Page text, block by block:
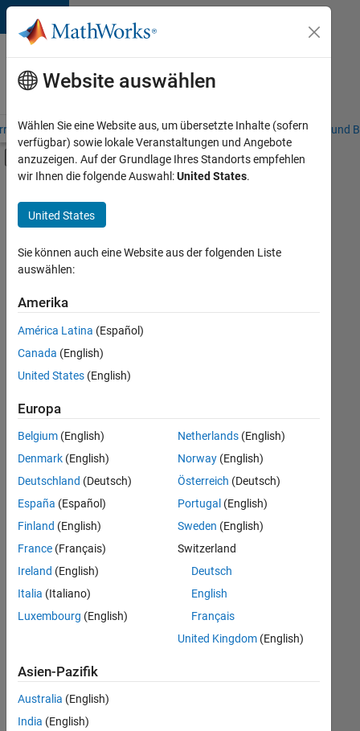
Weiter zum Inhalt
Karriere
bei
MathWorks
– Übersicht Stellensuche Niederlassungen Studierende und
Umschaltung für Off-Canvas-
Hauptinhalt
Commercial Sales
Education Sales
Inside Sales
Marketing Communications
+3
Derzeit
es
keine
offenen
Stellen,
Ihren
Suchkriterien
entsprechen.
können
die
Suchkriterien
weiter
fassen
oder
alle
Stellenangebote
anzeigen .
noch
keine
offenen
Website auswählen
Wählen Sie eine Website aus, um übersetzte Inhalte (sofern
verfügbar) sowie lokale Veranstaltungen und Angebote
anzuzeigen. Auf der Grundlage Ihres Standorts empfehlen
wir Ihnen die folgende Auswahl:United States.
United States
Sie können auch eine Website aus der folgenden Liste
auswählen:
Amerika
América Latina (Español)
Canada (English)
United States (English)
Europa
Belgium (English)
Denmark (English)
Deutschland (Deutsch)
España (Español)
Finland (English)
France (Français)
Ireland (English)
Italia (Italiano)
Luxembourg (English)
Netherlands(English)
Norway(English)
Österreich (Deutsch)
Portugal (English)
Sweden (English)
Switzerland
Deutsch
English
Français
United Kingdom(English)
Asien-Pazifik
Australia (English)
India (English)